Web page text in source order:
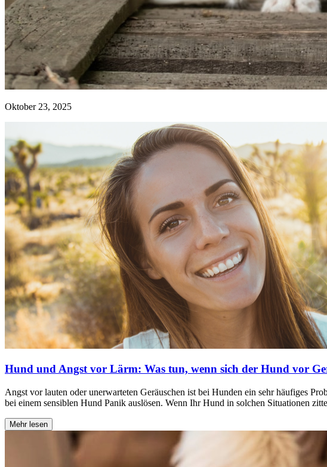
Oktober 23, 2025
Hund und Angst vor Lärm: Was tun, wenn sich der Hund vor
Angst vor lauten oder unerwarteten Geräuschen ist bei Hunden ein sehr häufiges
bei einem sensiblen Hund Panik auslösen. Wenn Ihr Hund in solchen Situationen
Mehr lesen